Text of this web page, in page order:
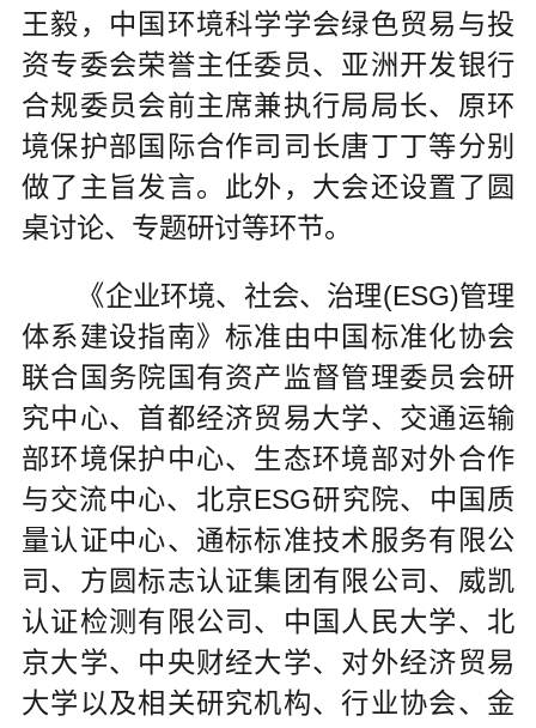
王毅，中国环境科学学会绿色贸易与投
资专委会荣誉主任委员、亚洲开发银行
合规委员会前主席兼执行局局长、原环
境保护部国际合作司司长唐丁丁等分别
做了主旨发言。此外，大会还设置了圆
桌讨论、专题研讨等环节。
《企业环境、社会、治理(ESG)管理
体系建设指南》标准由中国标准化协会
联合国务院国有资产监督管理委员会研
究中心、首都经济贸易大学、交通运输
部环境保护中心、生态环境部对外合作
与交流中心、北京ESG研究院、中国质
量认证中心、通标标准技术服务有限公
司、方圆标志认证集团有限公司、威凯
认证检测有限公司、中国人民大学、北
京大学、中央财经大学、对外经济贸易
大学以及相关研究机构、行业协会、金